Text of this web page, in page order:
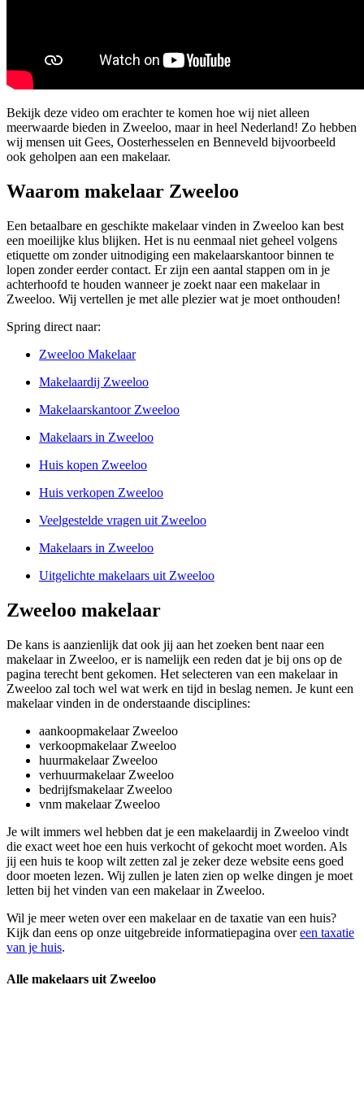
Bekijk deze video om erachter te komen hoe wij niet alleen
meerwaarde bieden in Zweeloo, maar in heel Nederland! Zo hebben
wij mensen uit Gees, Oosterhesselen en Benneveld bijvoorbeeld
ook geholpen aan een makelaar.
Waarom makelaar Zweeloo
Een betaalbare en geschikte makelaar vinden in Zweeloo kan best
een moeilijke klus blijken. Het is nu eenmaal niet geheel volgens
etiquette om zonder uitnodiging een makelaarskantoor binnen te
lopen zonder eerder contact. Er zijn een aantal stappen om in je
achterhoofd te houden wanneer je zoekt naar een makelaar in
Zweeloo. Wij vertellen je met alle plezier wat je moet onthouden!
Spring direct naar:
Zweeloo Makelaar
Makelaardij Zweeloo
Makelaarskantoor Zweeloo
Makelaars in Zweeloo
Huis kopen Zweeloo
Huis verkopen Zweeloo
Veelgestelde vragen uit Zweeloo
Makelaars in Zweeloo
Uitgelichte makelaars uit Zweeloo
Zweeloo makelaar
De kans is aanzienlijk dat ook jij aan het zoeken bent naar een
makelaar in Zweeloo, er is namelijk een reden dat je bij ons op de
pagina terecht bent gekomen. Het selecteren van een makelaar in
Zweeloo zal toch wel wat werk en tijd in beslag nemen. Je kunt een
makelaar vinden in de onderstaande disciplines:
aankoopmakelaar Zweeloo
verkoopmakelaar Zweeloo
huurmakelaar Zweeloo
verhuurmakelaar Zweeloo
bedrijfsmakelaar Zweeloo
vnm makelaar Zweeloo
Je wilt immers wel hebben dat je een makelaardij in Zweeloo vindt
die exact weet hoe een huis verkocht of gekocht moet worden. Als
jij een huis te koop wilt zetten zal je zeker deze website eens goed
door moeten lezen. Wij zullen je laten zien op welke dingen je moet
letten bij het vinden van een makelaar in Zweeloo.
Wil je meer weten over een makelaar en de taxatie van een huis?
Kijk dan eens op onze uitgebreide informatiepagina overeen taxatie
van je huis.
Alle makelaars uit Zweeloo